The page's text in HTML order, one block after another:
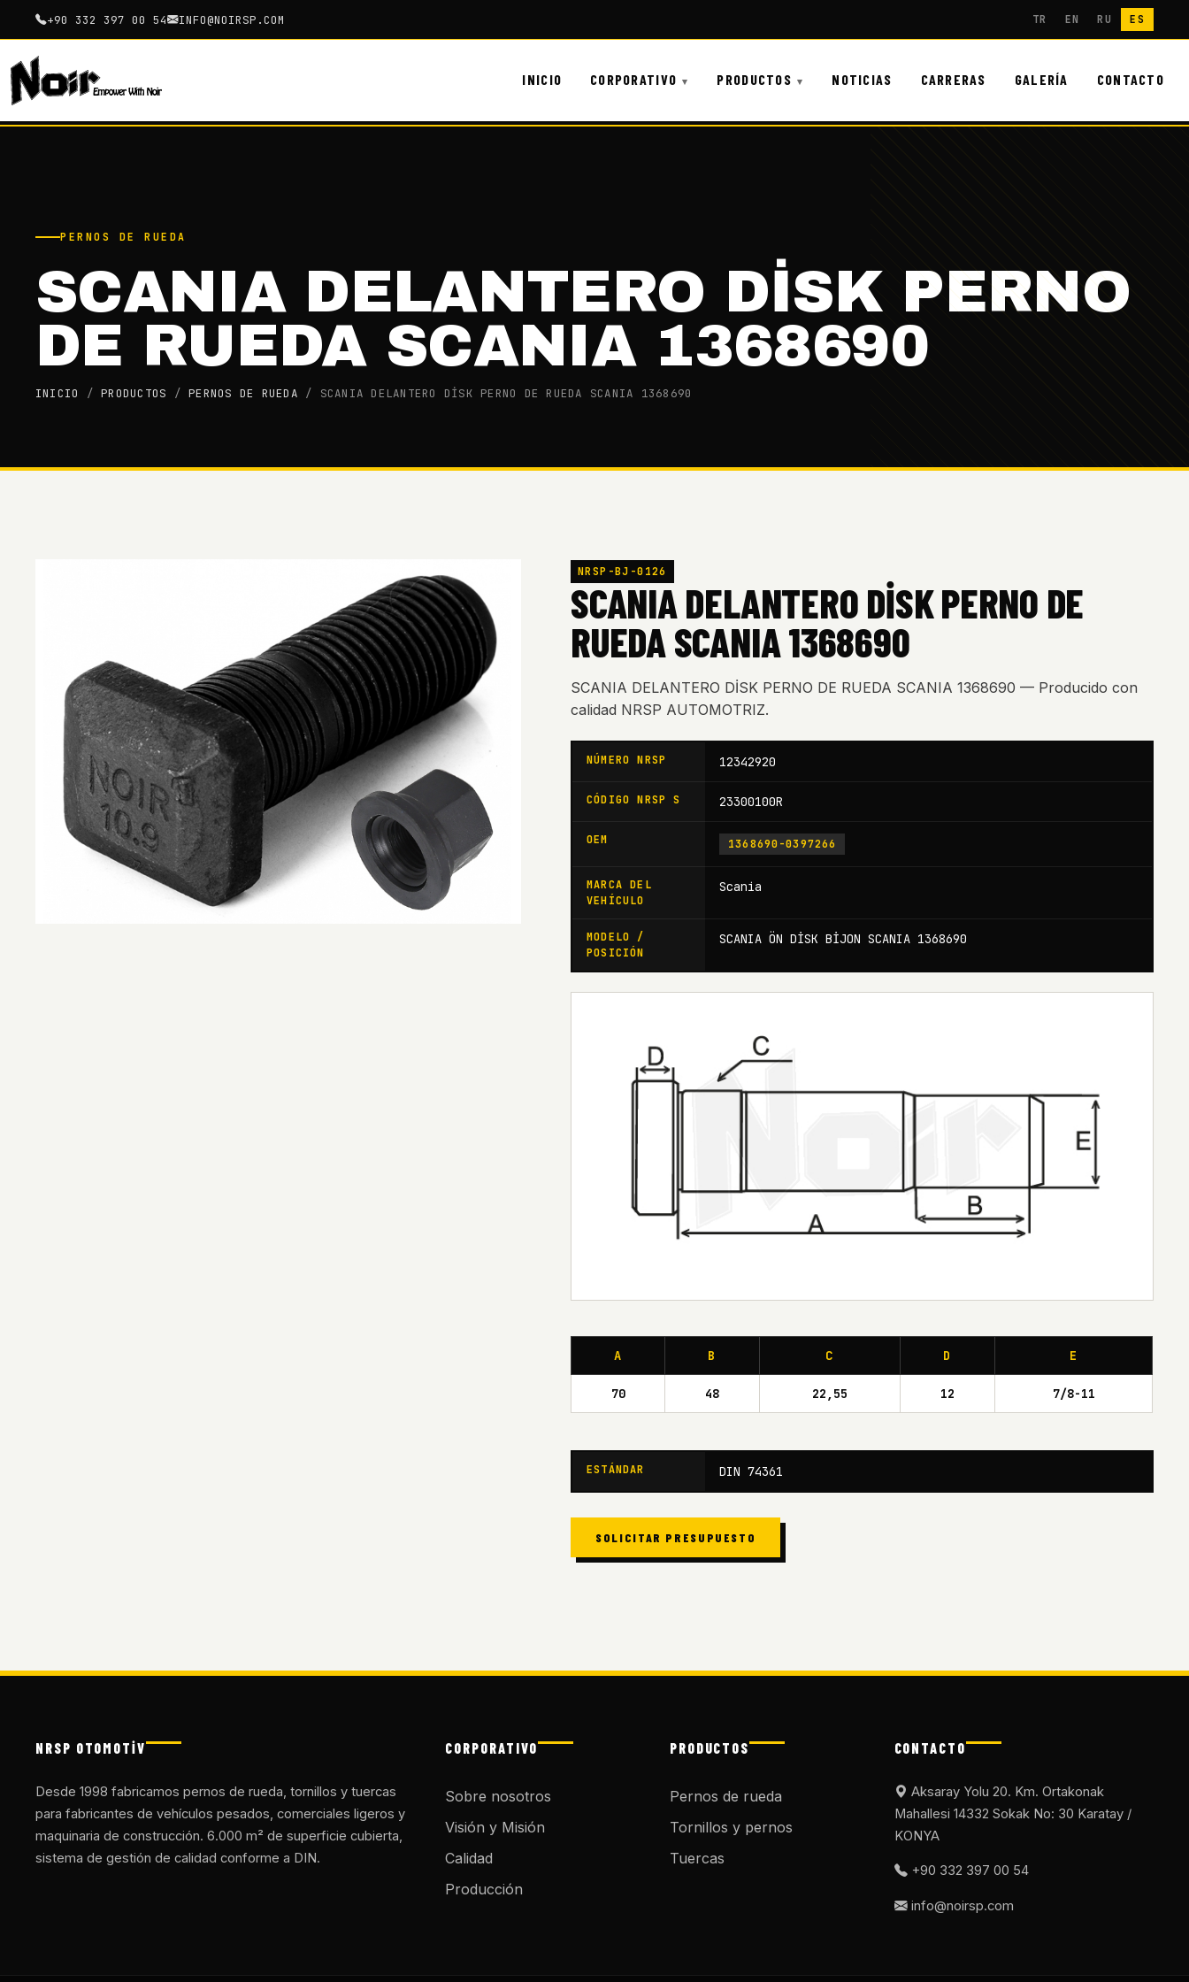
+90 332 397 00 54 INFO@NOIRSP.COM TR EN RU ES
INICIO CORPORATIVO PRODUCTOS NOTICIAS CARRERAS GALERÍA CONTACTO
PERNOS DE RUEDA
SCANIA DELANTERO DİSK PERNO
DE RUEDA SCANIA 1368690
INICIO /PRODUCTOS /PERNOS DE RUEDA / SCANIA DELANTERO DİSK PERNO DE RUEDA SCANIA 1368690
NRSP-BJ-0126
SCANIA DELANTERO DİSK PERNO DE
RUEDA SCANIA 1368690
SCANIA DELANTERO DİSK PERNO DE RUEDA SCANIA 1368690 — Producido con
calidad NRSP AUTOMOTRIZ.
NÚMERO NRSP 12342920
CÓDIGO NRSP S 23300100R
OEM 1368690-0397266
MARCA DEL
VEHÍCULO
Scania
MODELO /
POSICIÓN
SCANIA ÖN DİSK BİJON SCANIA 1368690
A B C D E
70 48 22,55 12 7/8-11
ESTÁNDAR DIN 74361
SOLICITAR PRESUPUESTO
NRSP OTOMOTİV
Desde 1998 fabricamos pernos de rueda, tornillos y tuercas
para fabricantes de vehículos pesados, comerciales ligeros y
maquinaria de construcción. 6.000 m² de superficie cubierta,
sistema de gestión de calidad conforme a DIN.
CORPORATIVO
Sobre nosotros
Visión y Misión
Calidad
Producción
PRODUCTOS
Pernos de rueda
Tornillos y pernos
Tuercas
CONTACTO
Aksaray Yolu 20. Km. Ortakonak
Mahallesi 14332 Sokak No: 30 Karatay /
KONYA
+90 332 397 00 54
info@noirsp.com